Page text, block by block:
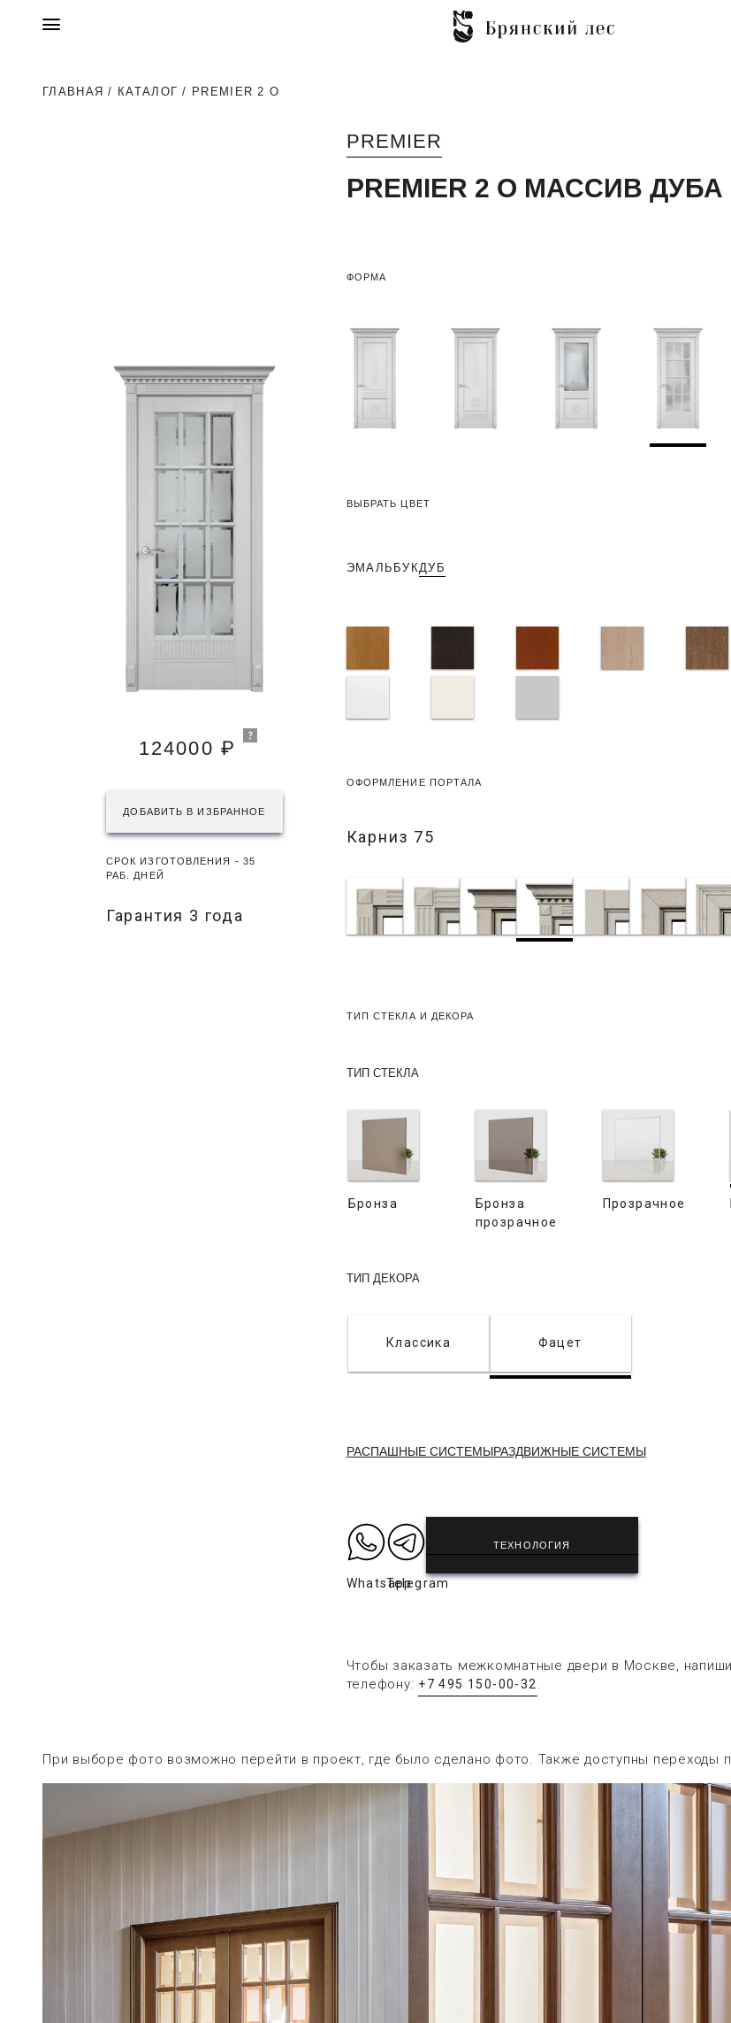
ГЛАВНАЯ / КАТАЛОГ / PREMIER 2 O
124000 ₽
ДОБАВИТЬ В ИЗБРАННОЕ
СРОК ИЗГОТОВЛЕНИЯ - 35
РАБ. ДНЕЙ
Гарантия 3 года
PREMIER
PREMIER 2 O МАССИВ
ФОРМА
ВЫБРАТЬ ЦВЕТ
ЭМАЛЬ БУК ДУБ
ОФОРМЛЕНИЕ ПОРТАЛА
Карниз 75
ТИП СТЕКЛА И ДЕКОРА
ТИП СТЕКЛА
Бронза
Бронза
прозрачное
Прозрачное
ТИП ДЕКОРА
Классика Фацет
РАСПАШНЫЕ СИСТЕМЫРАЗДВИЖНЫЕ СИСТЕМЫ
WhatsappTelegram
ТЕХНОЛОГИЯ
Чтобы заказать межкомнатные двери в Москве,
телефону: +7 495 150-00-32 .
При выборе фото возможно перейти в проект, где было сделано фото. Также доступны переходы